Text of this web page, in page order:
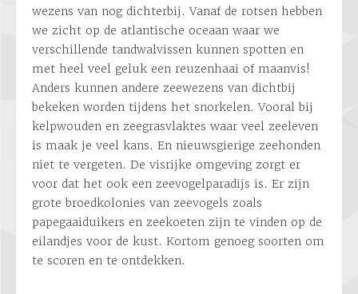
wezens van nog dichterbij. Vanaf de rotsen hebben
we zicht op de atlantische oceaan waar we
verschillende tandwalvissen kunnen spotten en
met heel veel geluk een reuzenhaai of maanvis!
Anders kunnen andere zeewezens van dichtbij
bekeken worden tijdens het snorkelen. Vooral bij
kelpwouden en zeegrasvlaktes waar veel zeeleven
is maak je veel kans. En nieuwsgierige zeehonden
niet te vergeten. De visrijke omgeving zorgt er
voor dat het ook een zeevogelparadijs is. Er zijn
grote broedkolonies van zeevogels zoals
papegaaiduikers en zeekoeten zijn te vinden op de
eilandjes voor de kust. Kortom genoeg soorten om
te scoren en te ontdekken.